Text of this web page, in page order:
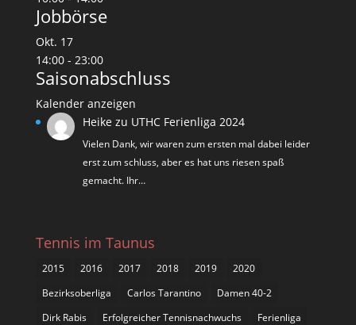
Jobbörse
Okt. 17
14:00- 23:00
Saisonabschluss
Kalender anzeigen
Heike zu UTHC Ferienliga 2024
Vielen Dank, wir waren zum ersten mal dabei leider
erst zum schluss, aber es hat uns riesen spaß
gemacht. Ihr…
Tennis im Taunus
2015 2016 2017 2018 2019
2020
Bezirksoberliga
Carlos Tarantino
Damen 40-2
Dirk Rabis
Erfolgreicher Tennisnachwuchs
Ferienliga